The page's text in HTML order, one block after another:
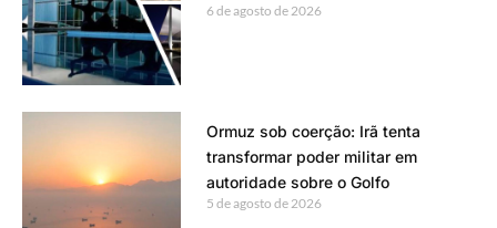
6 de agosto de 2026
Ormuz sob coerção: Irã tenta
transformar poder militar em
autoridade sobre o Golfo
5 de agosto de 2026